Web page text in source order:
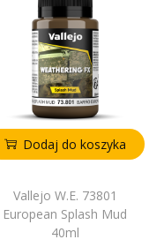
Dodaj do koszyka
Vallejo W.E. 73801
European Splash Mud
40ml